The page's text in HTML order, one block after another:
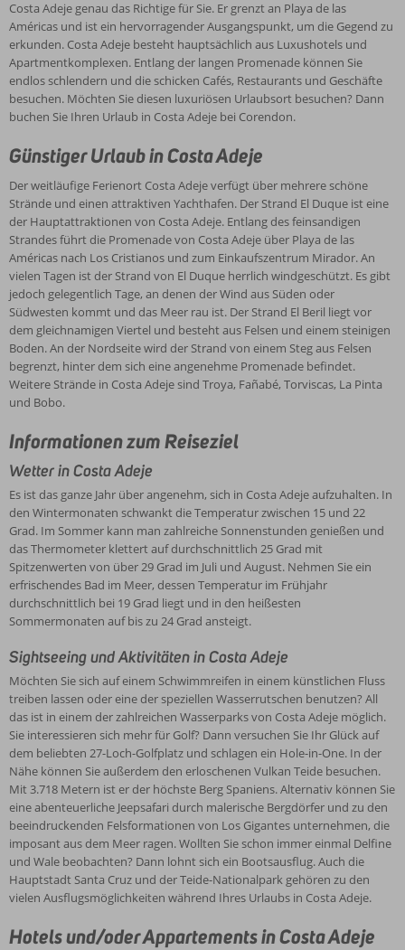
Auch die Hauptstadt Santa Cruz und der Teide-Nationalpark
gehören zu den vielen Ausflugsmöglichkeiten während Ihres
Urlaubs in Costa Adeje.
Costa Adeje genau das Richtige für Sie. Er grenzt an Playa de las
Américas und ist ein hervorragender Ausgangspunkt, um die Gegend zu
erkunden. Costa Adeje besteht hauptsächlich aus Luxushotels und
Apartmentkomplexen. Entlang der langen Promenade können Sie
endlos schlendern und die schicken Cafés, Restaurants und Geschäfte
besuchen. Möchten Sie diesen luxuriösen Urlaubsort besuchen? Dann
buchen Sie Ihren Urlaub in Costa Adeje bei Corendon.
Günstiger Urlaub in Costa Adeje
Der weitläufige Ferienort Costa Adeje verfügt über mehrere schöne
Strände und einen attraktiven Yachthafen. Der Strand El Duque ist eine
der Hauptattraktionen von Costa Adeje. Entlang des feinsandigen
Strandes führt die Promenade von Costa Adeje über Playa de las
Américas nach Los Cristianos und zum Einkaufszentrum Mirador. An
vielen Tagen ist der Strand von El Duque herrlich windgeschützt. Es gibt
jedoch gelegentlich Tage, an denen der Wind aus Süden oder
Südwesten kommt und das Meer rau ist. Der Strand El Beril liegt vor
dem gleichnamigen Viertel und besteht aus Felsen und einem steinigen
Boden. An der Nordseite wird der Strand von einem Steg aus Felsen
begrenzt, hinter dem sich eine angenehme Promenade befindet.
Weitere Strände in Costa Adeje sind Troya, Fañabé, Torviscas, La Pinta
und Bobo.
Informationen zum Reiseziel
Wetter in Costa Adeje
Es ist das ganze Jahr über angenehm, sich in Costa Adeje aufzuhalten. In
den Wintermonaten schwankt die Temperatur zwischen 15 und 22
Grad. Im Sommer kann man zahlreiche Sonnenstunden genießen und
das Thermometer klettert auf durchschnittlich 25 Grad mit
Spitzenwerten von über 29 Grad im Juli und August. Nehmen Sie ein
erfrischendes Bad im Meer, dessen Temperatur im Frühjahr
durchschnittlich bei 19 Grad liegt und in den heißesten
Sommermonaten auf bis zu 24 Grad ansteigt.
Sightseeing und Aktivitäten in Costa Adeje
Möchten Sie sich auf einem Schwimmreifen in einem künstlichen Fluss
treiben lassen oder eine der speziellen Wasserrutschen benutzen? All
das ist in einem der zahlreichen Wasserparks von Costa Adeje möglich.
Sie interessieren sich mehr für Golf? Dann versuchen Sie Ihr Glück auf
dem beliebten 27-Loch-Golfplatz und schlagen ein Hole-in-One. In der
Nähe können Sie außerdem den erloschenen Vulkan Teide besuchen.
Mit 3.718 Metern ist er der höchste Berg Spaniens. Alternativ können Sie
eine abenteuerliche Jeepsafari durch malerische Bergdörfer und zu den
beeindruckenden Felsformationen von Los Gigantes unternehmen, die
imposant aus dem Meer ragen. Wollten Sie schon immer einmal Delfine
und Wale beobachten? Dann lohnt sich ein Bootsausflug. Auch die
Hauptstadt Santa Cruz und der Teide-Nationalpark gehören zu den
vielen Ausflugsmöglichkeiten während Ihres Urlaubs in Costa Adeje.
Hotels und/oder Appartements in Costa Adeje